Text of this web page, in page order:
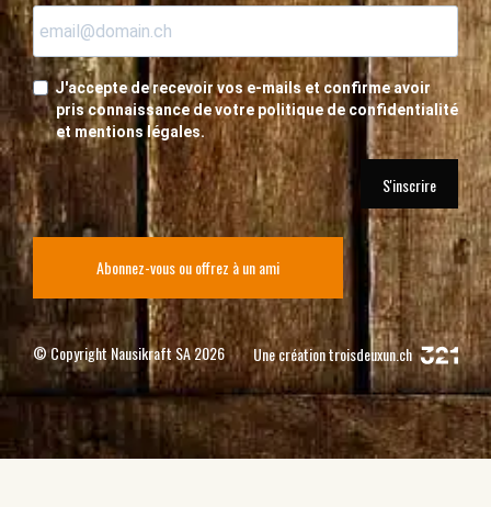
J'accepte de recevoir vos e-mails et confirme avoir
pris connaissance de votre politique de confidentialité
et mentions légales.
S'inscrire
Abonnez-vous ou offrez à un ami
© Copyright Nausikraft SA 2026 Une créationtroisdeuxun.ch